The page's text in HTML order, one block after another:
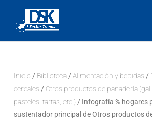
Inicio / Biblioteca/ Alimentación y bebidas /
cereales / Otros productos de panadería
pasteles, tartas, etc,) / Infografía % hogares
sustentador principal de Otros productos